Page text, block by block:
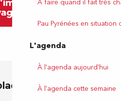
À faire quand il fait très
Pau Pyrénées en situation
L'agenda
À l'agenda aujourd'hui
À l'agenda cette semaine
à Pau